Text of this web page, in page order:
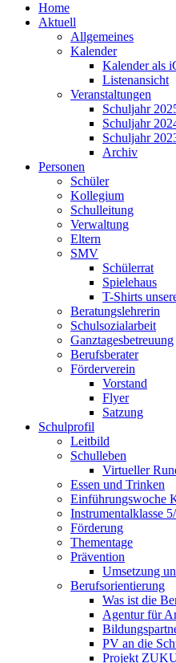
Home
Aktuell
Allgemeines
Kalender
Kalender als
Listenansicht
Veranstaltungen
Schuljahr
Schuljahr
Schuljahr
Archiv
Personen
Schüler
Kollegium
Schulleitung
Verwaltung
Eltern
SMV
Schülerrat
Spielehaus
T-Shirts
Beratungslehrerin
Schulsozialarbeit
Ganztagesbetreuung
Berufsberater
Förderverein
Vorstand
Flyer
Satzung
Schulprofil
Leitbild
Schulleben
Virtueller
Essen und Trinken
Einführungswoche
Instrumentalklasse
Förderung
Thementage
Prävention
Umsetzung
Berufsorientierung
Was ist die
Agentur für
PV an die
Projekt